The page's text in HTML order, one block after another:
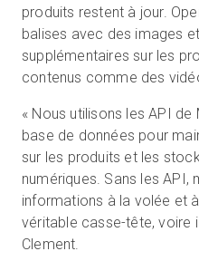
produits restent à jour.
balises avec des images
supplémentaires sur les
contenus comme des
« Nous utilisons les API
base de données pour
sur les produits et les
numériques. Sans les API,
informations à la volée et
véritable casse-tête, voire
Clement.